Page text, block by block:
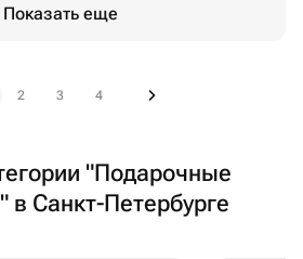
Показать еще
2 3 4
"Подарочные
в Санкт-Петербурге